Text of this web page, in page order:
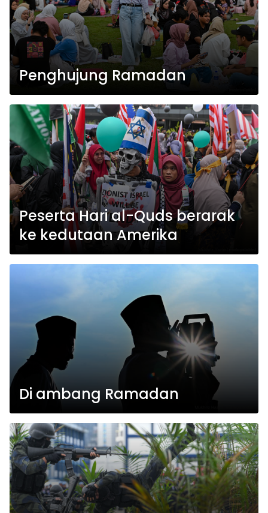
Penghujung Ramadan
Peserta Hari al-Quds berarak
ke kedutaan Amerika
Di ambang Ramadan